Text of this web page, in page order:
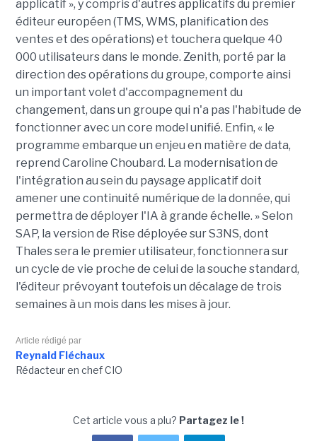
applicatif », y compris d'autres applicatifs du premier
éditeur européen (TMS, WMS, planification des
ventes et des opérations) et touchera quelque 40
000 utilisateurs dans le monde. Zenith, porté par la
direction des opérations du groupe, comporte ainsi
un important volet d'accompagnement du
changement, dans un groupe qui n'a pas l'habitude de
fonctionner avec un core model unifié. Enfin, « le
programme embarque un enjeu en matière de data,
reprend Caroline Choubard. La modernisation de
l'intégration au sein du paysage applicatif doit
amener une continuité numérique de la donnée, qui
permettra de déployer l'IA à grande échelle. » Selon
SAP, la version de Rise déployée sur S3NS, dont
Thales sera le premier utilisateur, fonctionnera sur
un cycle de vie proche de celui de la souche standard,
l'éditeur prévoyant toutefois un décalage de trois
semaines à un mois dans les mises à jour.
Article rédigé par
Reynald Fléchaux
Rédacteur en chef CIO
Cet article vous a plu? Partagez le !